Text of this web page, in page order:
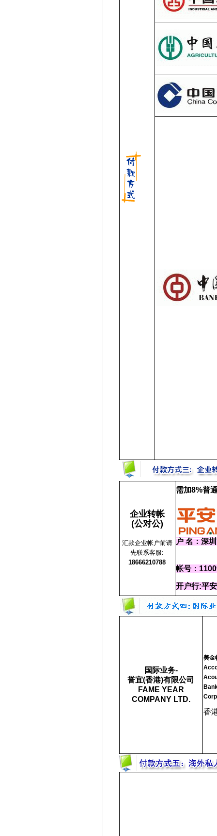
企业转帐
(公对公)
汇款企业帐户前请
先联系客服:
18666210788
需加8%普
户 名：深
帐号：
开户行:平
国际业务-
誉宜(香港)有限公司
FAME YEAR
COMPANY LTD.
美金
香